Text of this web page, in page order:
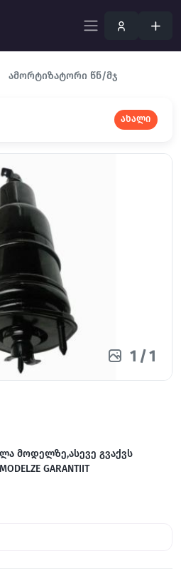
ამორტიზატორი წნ/მჯ
ახალი
1 /1
მოდელზე,ასევე გვაქვს
GARANTIIT